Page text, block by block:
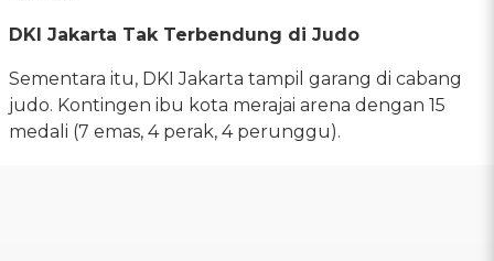
DKI Jakarta Tak Terbendung di Judo
Sementara itu, DKI Jakarta tampil garang di cabang
judo. Kontingen ibu kota merajai arena dengan 15
medali (7 emas, 4 perak, 4 perunggu).